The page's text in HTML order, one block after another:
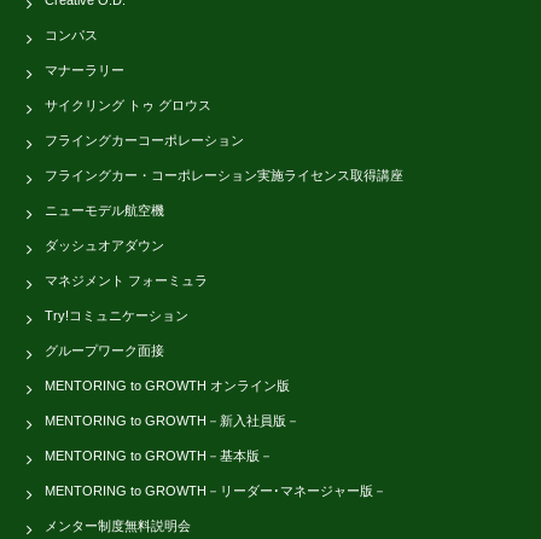
コンパス
マナーラリー
サイクリング トゥ グロウス
フライングカーコーポレーション
フライングカー・コーポレーション実施ライセンス取得講座
ニューモデル航空機
ダッシュオアダウン
マネジメント フォーミュラ
Try!コミュニケーション
グループワーク面接
MENTORING to GROWTH オンライン版
MENTORING to GROWTH－新入社員版－
MENTORING to GROWTH－基本版－
MENTORING to GROWTH－リーダー･マネージャー版－
メンター制度無料説明会